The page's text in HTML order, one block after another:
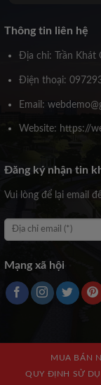
Thông tin liên hệ
Địa chỉ: Trần Khát
Điện thoại:
Email:
Website: https://
Đăng ký nhận tin
Vui lòng để lại email
Mạng xã hội
MUA BÁN
QUY ĐỊNH SỬ